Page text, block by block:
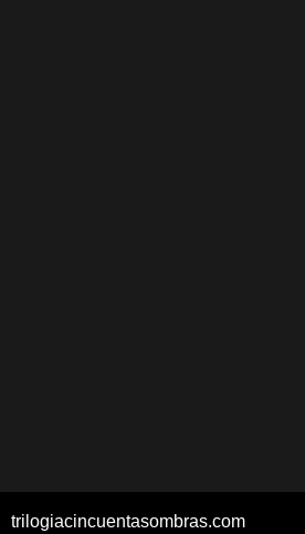
trilogiacincuentasombras.com